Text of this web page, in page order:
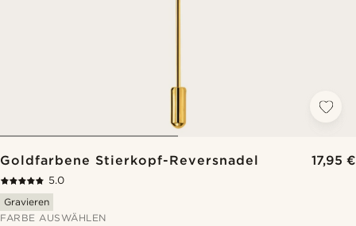
Goldfarbene Stierkopf-Reversnadel 17,95 €
5.0
Gravieren
FARBE AUSWÄHLEN